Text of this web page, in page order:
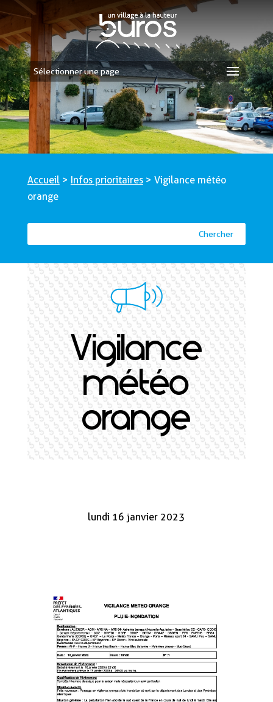
Sélectionner une page
Accueil> Infos prioritaires> Vigilance météo
orange
Vigilance
météo
orange
lundi 16 janvier 2023